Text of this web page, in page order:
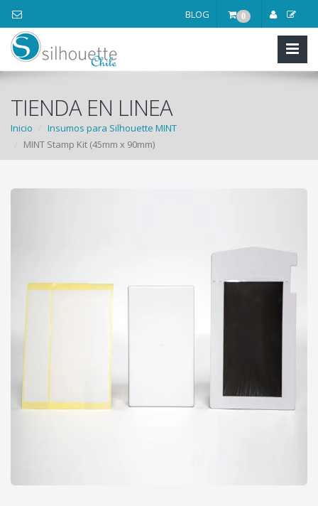
0
BLOG
TIENDA EN LINEA
Inicio
Insumos para Silhouette MINT
MINT Stamp Kit (45mm x 90mm)